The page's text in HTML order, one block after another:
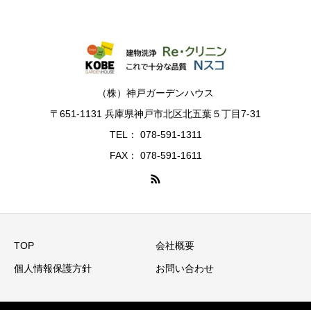
（株）神戸ガーデンハウス
〒651-1131 兵庫県神戸市北区北五葉５丁目7-31
TEL： 078-591-1311
FAX： 078-591-1611
TOP 会社概要
個人情報保護方針 お問い合わせ